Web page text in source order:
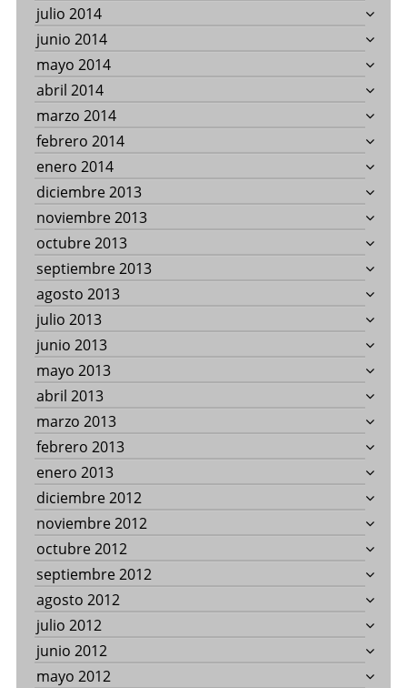
julio 2014
junio 2014
mayo 2014
abril 2014
marzo 2014
febrero 2014
enero 2014
diciembre 2013
noviembre 2013
octubre 2013
septiembre 2013
agosto 2013
julio 2013
junio 2013
mayo 2013
abril 2013
marzo 2013
febrero 2013
enero 2013
diciembre 2012
noviembre 2012
octubre 2012
septiembre 2012
agosto 2012
julio 2012
junio 2012
mayo 2012